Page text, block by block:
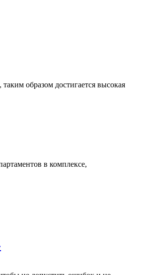
образом достигается высокая
в комплексе,